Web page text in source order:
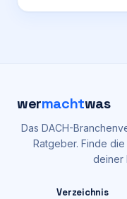
wermachtwas
Das DACH-
Ratgeber. Finde
deiner
Verzeichnis